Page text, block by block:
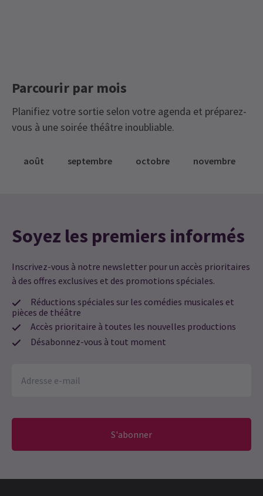
Parcourir par mois
Planifiez votre sortie selon votre agenda et préparez-
vous à une soirée théâtre inoubliable.
août septembre octobre novembre
Soyez les premiers informés
Inscrivez-vous à notre newsletter pour un accès prioritaires
à des offres exclusives et des promotions spéciales.
Réductions spéciales sur les comédies musicales et
pièces de théâtre
Accès prioritaire à toutes les nouvelles productions
Désabonnez-vous à tout moment
S'abonner